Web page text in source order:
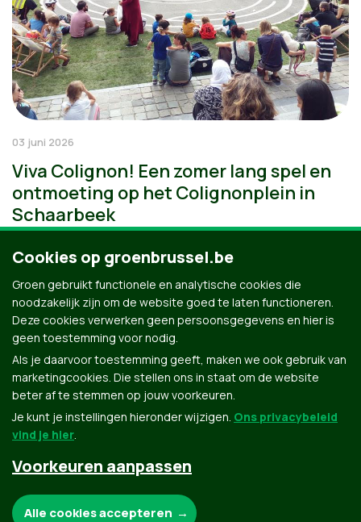
03 juni 2026
Viva Colignon! Een zomer lang spel en
ontmoeting op het Colignonplein in
Schaarbeek
Groen.be
Cookies op groenbrussel.be
Groen gebruikt functionele en analytische cookies die
noodzakelijk zijn om de website goed te laten functioneren.
Deze cookies verwerken geen persoonsgegevens en hier is
geen toestemming voor nodig.
Als je daarvoor toestemming geeft, maken we ook gebruik van
marketingcookies. Die stellen ons in staat om de website
beter af te stemmen op jouw voorkeuren.
Je kunt je instellingen hieronder wijzigen. Ons privacybeleid
vind je hier.
Voorkeuren aanpassen
Alle cookies accepteren